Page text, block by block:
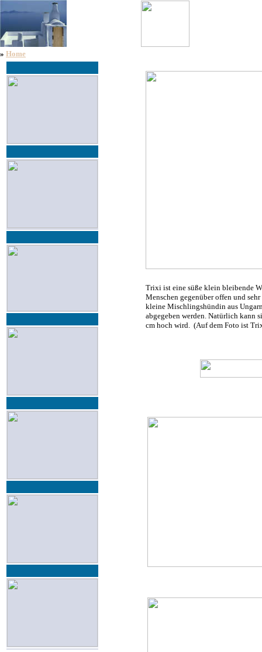
» Home
Trixi ist eine süße klein bleibende
Menschen gegenüber offen und
kleine Mischlingshündin aus
abgegeben werden. Natürlich kann
cm hoch wird. (Auf dem Foto ist